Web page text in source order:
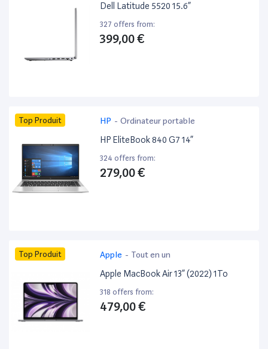
Dell Latitude 5520 15.6”
327 offers from:
399,00 €
Top Produit HP - Ordinateur portable
HP EliteBook 840 G7 14”
324 offers from:
279,00 €
Top Produit Apple - Tout en un
Apple MacBook Air 13” (2022) 1To
318 offers from:
479,00 €